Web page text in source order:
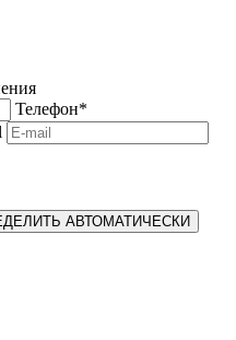
Телефон*
АВТОМАТИЧЕСКИ